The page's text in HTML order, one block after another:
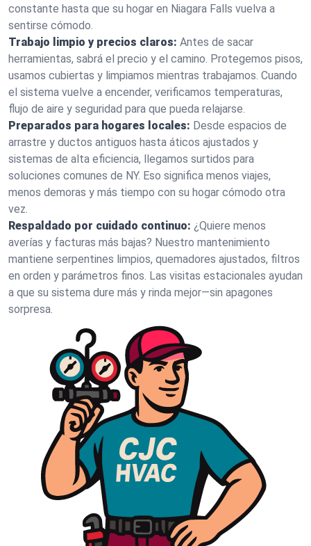
constante hasta que su hogar en Niagara Falls vuelva a
sentirse cómodo.
Trabajo limpio y precios claros: Antes de sacar
herramientas, sabrá el precio y el camino. Protegemos pisos,
usamos cubiertas y limpiamos mientras trabajamos. Cuando
el sistema vuelve a encender, verificamos temperaturas,
flujo de aire y seguridad para que pueda relajarse.
Preparados para hogares locales: Desde espacios de
arrastre y ductos antiguos hasta áticos ajustados y
sistemas de alta eficiencia, llegamos surtidos para
soluciones comunes de NY. Eso significa menos viajes,
menos demoras y más tiempo con su hogar cómodo otra
vez.
Respaldado por cuidado continuo: ¿Quiere menos
averías y facturas más bajas? Nuestro mantenimiento
mantiene serpentines limpios, quemadores ajustados, filtros
en orden y parámetros finos. Las visitas estacionales ayudan
a que su sistema dure más y rinda mejor—sin apagones
sorpresa.